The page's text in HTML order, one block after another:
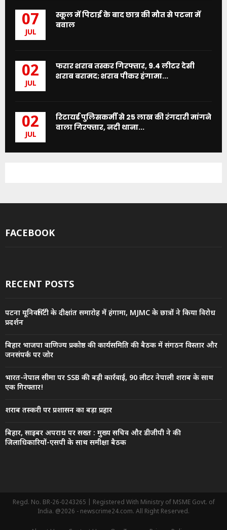
07
JUL
स्कूल में पिटाई के बाद छात्र की मौत से पटना में
बवाल
02
JUL
फरार शराब तस्कर गिरफ्तार, 9.4 लीटर देसी
शराब बरामद; शराब पीकर हंगामा...
02
JUL
रिटायर्ड पुलिसकर्मी से 25 लाख की रंगदारी मांगने
वाला गिरफ्तार, नदी थाना...
FACEBOOK
RECENT POSTS
पटना यूनिवर्सिटी के दीक्षांत समारोह में हंगामा, MJMC के छात्रों ने किया विरोध
प्रदर्शन
बिहार भाजपा वाणिज्य प्रकोष्ठ की कार्यसमिति की बैठक में संगठन विस्तार और
जनसंपर्क पर जोर
भारत-नेपाल सीमा पर SSB की बड़ी कार्रवाई, 90 लीटर नेपाली शराब के साथ
एक गिरफ्तार!
शराब तस्करी पर प्रशासन का बड़ा प्रहार
बिहार, साइबर अपराध पर सख्त : मुख्य सचिव और डीजीपी ने की
जिलाधिकारियों-एसपी के साथ समीक्षा बैठक
Regd. No. BR-26-0243265 | Registered With Ministry of MSME Govt. of
India. @2026 - newscrime24.com. All Right Reserved.